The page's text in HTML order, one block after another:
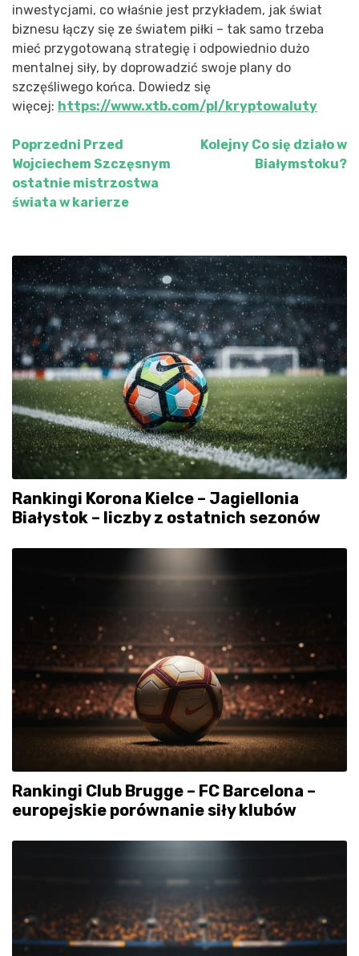
inwestycjami, co właśnie jest przykładem, jak świat
biznesu łączy się ze światem piłki – tak samo trzeba
mieć przygotowaną strategię i odpowiednio dużo
mentalnej siły, by doprowadzić swoje plany do
szczęśliwego końca. Dowiedz się
więcej: https://www.xtb.com/pl/kryptowaluty
Nawigacja
wpisu
Poprzedni Przed
Wojciechem Szczęsnym
ostatnie mistrzostwa
świata w karierze
Kolejny Co się działo w
Białymstoku?
Rankingi Korona Kielce – Jagiellonia
Białystok – liczby z ostatnich sezonów
Rankingi Club Brugge – FC Barcelona –
europejskie porównanie siły klubów